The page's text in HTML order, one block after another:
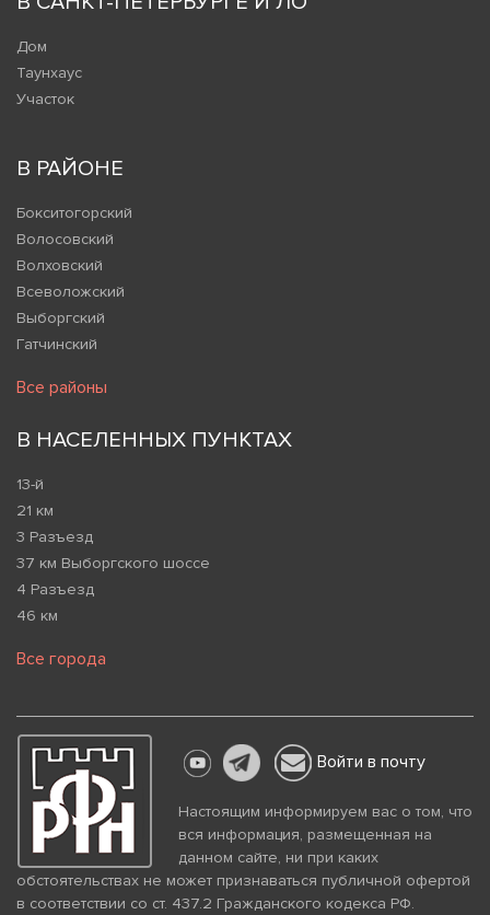
Дом
Таунхаус
Участок
В РАЙОНЕ
Бокситогорский
Волосовский
Волховский
Всеволожский
Выборгский
Гатчинский
Все районы
В НАСЕЛЕННЫХ ПУНКТАХ
13-й
21 км
3 Разъезд
37 км Выборгского шоссе
4 Разъезд
46 км
Все города
Войти в почту
Настоящим информируем вас о том, что
вся информация, размещенная на
данном сайте, ни при каких
обстоятельствах не может признаваться публичной офертой
в соответствии со ст. 437.2 Гражданского кодекса РФ.